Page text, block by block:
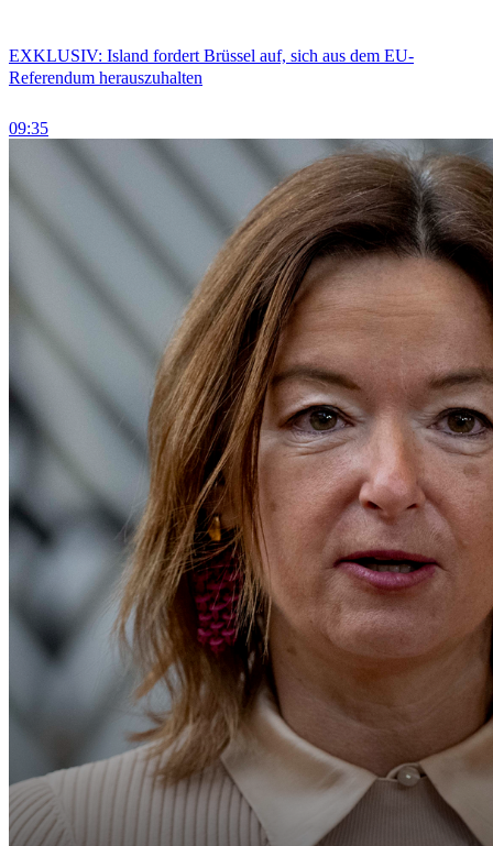
EXKLUSIV: Island fordert Brüssel auf, sich aus dem EU-
Referendum herauszuhalten
09:35